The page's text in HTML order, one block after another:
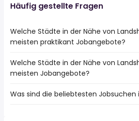
Häufig gestellte Fragen
Welche Städte in der Nähe von
meisten praktikant Jobangebote?
Städte in der Nähe von Landshut mit
praktikant Jobs:
Vilsbiburg
Welche Städte in der Nähe von
meisten Jobangebote?
10 Städte in der Nähe von Landshut
Was sind die beliebtesten Jobsuchen